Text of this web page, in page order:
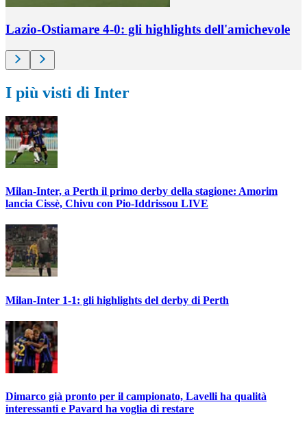
Lazio-Ostiamare 4-0: gli highlights dell'amichevole
I più visti di Inter
Milan-Inter, a Perth il primo derby della stagione: Amorim
lancia Cissè, Chivu con Pio-Iddrissou LIVE
Milan-Inter 1-1: gli highlights del derby di Perth
Dimarco già pronto per il campionato, Lavelli ha qualità
interessanti e Pavard ha voglia di restare